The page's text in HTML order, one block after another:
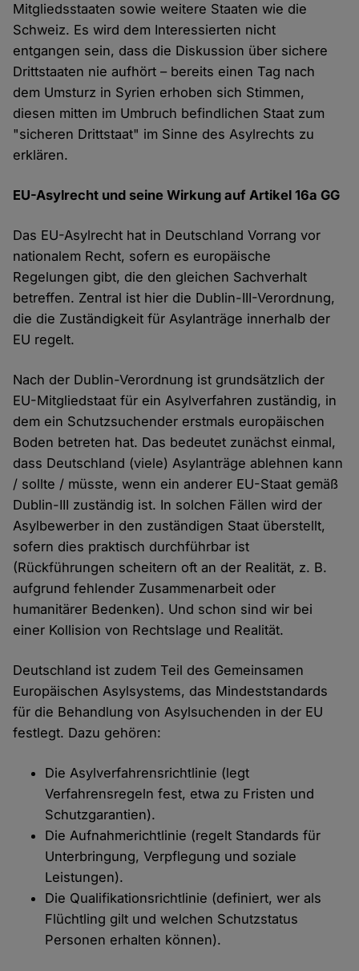
Mitgliedsstaaten sowie weitere Staaten wie die
Schweiz. Es wird dem Interessierten nicht
entgangen sein, dass die Diskussion über sichere
Drittstaaten nie aufhört – bereits einen Tag nach
dem Umsturz in Syrien erhoben sich Stimmen,
diesen mitten im Umbruch befindlichen Staat zum
"sicheren Drittstaat" im Sinne des Asylrechts zu
erklären.
EU-Asylrecht und seine Wirkung auf Artikel 16a GG
Das EU-Asylrecht hat in Deutschland Vorrang vor
nationalem Recht, sofern es europäische
Regelungen gibt, die den gleichen Sachverhalt
betreffen. Zentral ist hier die Dublin-III-Verordnung,
die die Zuständigkeit für Asylanträge innerhalb der
EU regelt.
Nach der Dublin-Verordnung ist grundsätzlich der
EU-Mitgliedstaat für ein Asylverfahren zuständig, in
dem ein Schutzsuchender erstmals europäischen
Boden betreten hat. Das bedeutet zunächst einmal,
dass Deutschland (viele) Asylanträge ablehnen kann
/ sollte / müsste, wenn ein anderer EU-Staat gemäß
Dublin-III zuständig ist. In solchen Fällen wird der
Asylbewerber in den zuständigen Staat überstellt,
sofern dies praktisch durchführbar ist
(Rückführungen scheitern oft an der Realität, z. B.
aufgrund fehlender Zusammenarbeit oder
humanitärer Bedenken). Und schon sind wir bei
einer Kollision von Rechtslage und Realität.
Deutschland ist zudem Teil des Gemeinsamen
Europäischen Asylsystems, das Mindeststandards
für die Behandlung von Asylsuchenden in der EU
festlegt. Dazu gehören:
Die Asylverfahrensrichtlinie (legt
Verfahrensregeln fest, etwa zu Fristen und
Schutzgarantien).
Die Aufnahmerichtlinie (regelt Standards für
Unterbringung, Verpflegung und soziale
Leistungen).
Die Qualifikationsrichtlinie (definiert, wer als
Flüchtling gilt und welchen Schutzstatus
Personen erhalten können).